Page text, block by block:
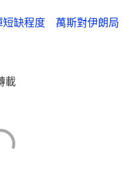
短缺程度 萬斯對伊朗局
載